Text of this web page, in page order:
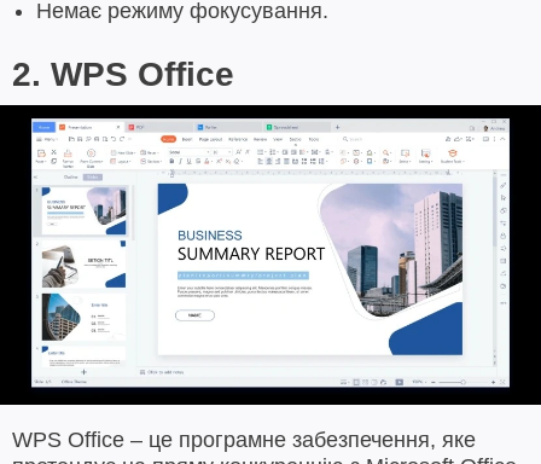
Немає режиму фокусування.
2. WPS Office
WPS Office – це програмне забезпечення, яке